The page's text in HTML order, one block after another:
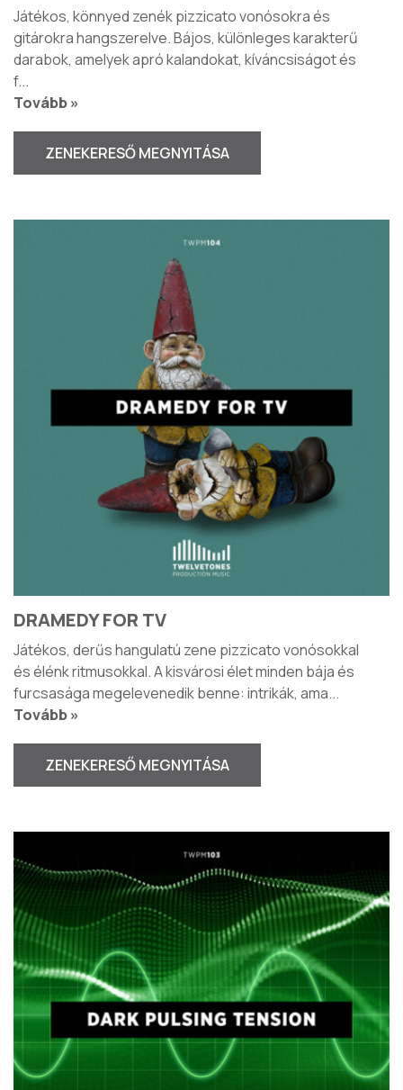
Játékos, könnyed zenék pizzicato vonósokra és
gitárokra hangszerelve. Bájos, különleges karakterű
darabok, amelyek apró kalandokat, kíváncsiságot és
f...
Tovább »
ZENEKERESŐ MEGNYITÁSA
DRAMEDY FOR TV
Játékos, derűs hangulatú zene pizzicato vonósokkal
és élénk ritmusokkal. A kisvárosi élet minden bája és
furcsasága megelevenedik benne: intrikák, ama...
Tovább »
ZENEKERESŐ MEGNYITÁSA